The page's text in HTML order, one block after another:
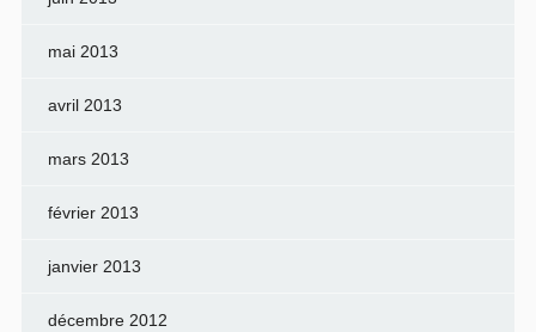
mai 2013
avril 2013
mars 2013
février 2013
janvier 2013
décembre 2012